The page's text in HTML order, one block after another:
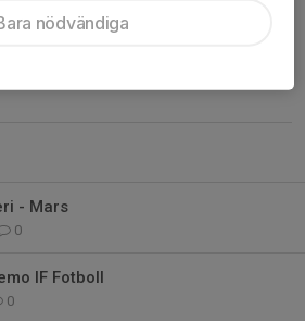
Nedan finns dragningslistan för april.
- Mars
0
IF Fotboll
0
nödvändiga